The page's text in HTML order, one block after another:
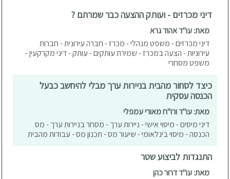
דיני מכרזים - ועותק ההצעה כבר שמרתם ?
מאת: עו"ד אהוד גרא
דיני מכרזים - משפט מנהלי - מכרז - חברה עירונית - חברות
עירוניות - הצעה במכרז - שמירת עותקים - עותק - דיני מקרקעין -
משפט מסחרי
כיצד לסחור מהבית בניירות ערך מבלי להיחשב כבעל
הכנסה עסקית
מאת: עו"ד ורו"ח מאורי עמפלי
דיני מיסים - מיסוי אישי - ניירות ערך - מסחר בניירות ערך - מס
הכנסה - מיסוי בינלאומי - שיעור מס - תכנון מס - עבודות מהבית
התנגדות לביצוע שטר
מאת: עו"ד דרור כהן